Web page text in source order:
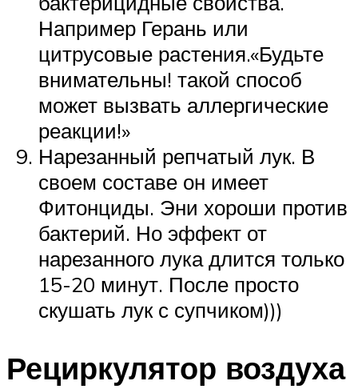
Например Герань или
цитрусовые растения.«Будьте
внимательны! такой способ
может вызвать аллергические
реакции!»
Нарезанный репчатый лук. В
своем составе он имеет
Фитонциды. Эни хороши против
бактерий. Но эффект от
нарезанного лука длится только
15-20 минут. После просто
скушать лук с супчиком)))
Рециркулятор воздуха